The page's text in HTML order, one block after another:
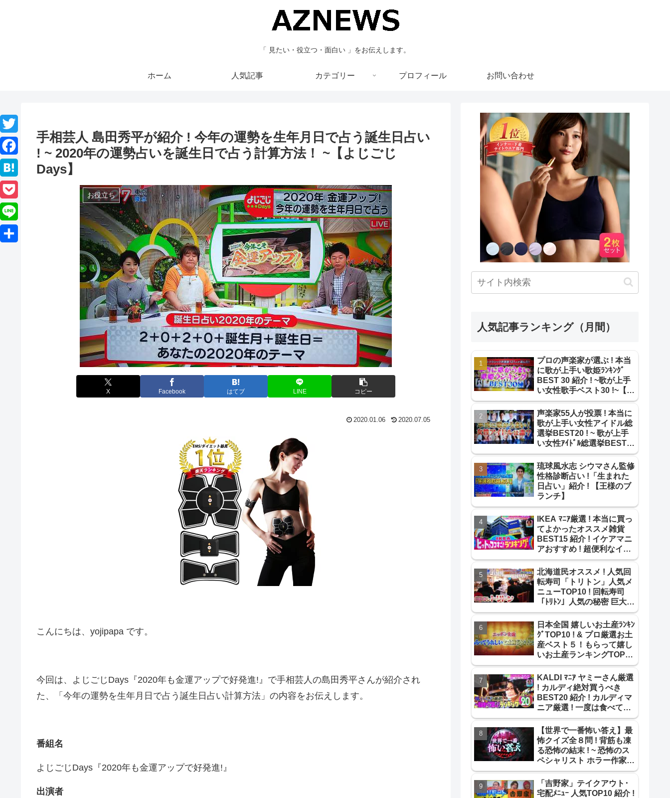
「 見たい・役立つ・面白い 」をお伝えします。
ホーム 人気記事 カテゴリー プロフィール お問い合わせ
手相芸人 島田秀平が紹介 ! 今年の運勢を生年月日で占う誕生日占い
! ~ 2020年の運勢占いを誕生日で占う計算方法！ ~【よじごじ
Days】
お役立ち
X Facebook はてブ LINE コピー
2020.01.06 2020.07.05
こんにちは、yojipapa です。
今回は、よじごじDays『2020年も金運アップで好発進!』で手相芸人の島田秀平さんが紹介され
た、「今年の運勢を生年月日で占う誕生日占い計算方法」の内容をお伝えします。
番組名
よじごじDays『2020年も金運アップで好発進!』
出演者
T
w
i
t
t
e
F
a
c
e
b
H
a
t
e
P
o
c
L
人気記事ランキング（月間）
プロの声楽家が選ぶ ! 本当
に歌が上手い歌姫ﾗﾝｷﾝｸﾞ
BEST 30 紹介 ! ~歌が上手
い女性歌手ベスト30 !~【本
当のとこ教えてランキン
グ】
声楽家55人が投票 ! 本当に
歌が上手い女性アイドル総
選挙BEST20 ! ~ 歌が上手
い女性ｱｲﾄﾞﾙ総選挙BEST20
! ~【1番だけが知ってい
る】
琉球風水志 シウマさん監修
性格診断占い !「生まれた
日占い」紹介 ! 【王様のブ
ランチ】
IKEA ﾏﾆｱ厳選 ! 本当に買っ
てよかったオススメ雑貨
BEST15 紹介 ! イケアマニ
アおすすめ ! 超便利なイケ
ア雑貨ﾍﾞｽﾄ15 !【ｻﾀﾃﾞｰﾌﾟﾗ
ｽ】
北海道民オススメ ! 人気回
転寿司「トリトン」人気メ
ニューTOP10 ! 回転寿司
「ﾄﾘﾄﾝ」人気の秘密 巨大寿
司ネタ【教えてもらう前と
後】
日本全国 嬉しいお土産ﾗﾝｷﾝ
ｸﾞTOP10 ! & プロ厳選お土
産ベスト５！もらって嬉し
いお土産ランキングTOP10
紹介!【よじごじDays】
KALDI ﾏﾆｱ ヤミーさん厳選
! カルディ絶対買うべき
BEST20 紹介 ! カルディマ
ニア厳選 ! 一度は食べて欲
しいBEST20 !【ｻﾀﾃﾞｰﾌﾟﾗ
ｽ】
【世界で一番怖い答え】最
怖クイズ全８問 ! 背筋も凍
る恐怖の結末 ! ~ 恐怖のス
ペシャリスト ホラー作家が
作成 最怖推理問題まとめ !
「吉野家」テイクアウト･
宅配ﾒﾆｭｰ 人気TOP10 紹介 !